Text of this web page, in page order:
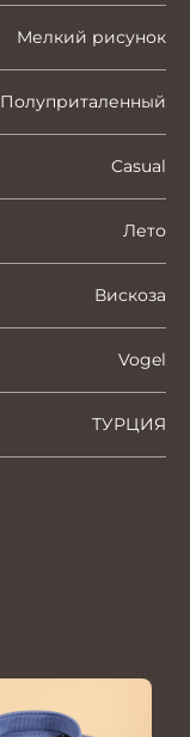
Мелкий рисунок
Полуприталенный
Casual
Лето
Вискоза
Vogel
ТУРЦИЯ